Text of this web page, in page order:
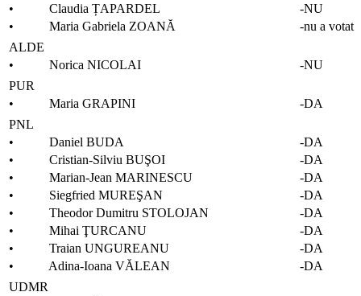
• Claudia ȚAPARDEL
-NU
• Maria Gabriela ZOANĂ
-nu a votat
ALDE
• Norica NICOLAI
-NU
PUR
• Maria GRAPINI
-DA
PNL
• Daniel BUDA
-DA
• Cristian-Silviu BUŞOI
-DA
• Marian-Jean MARINESCU
-DA
• Siegfried MUREŞAN
-DA
• Theodor Dumitru STOLOJAN
-DA
• Mihai ŢURCANU
-DA
• Traian UNGUREANU
-DA
• Adina-Ioana VĂLEAN
-DA
UDMR